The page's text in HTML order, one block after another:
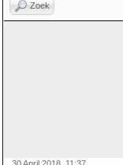
Zoek